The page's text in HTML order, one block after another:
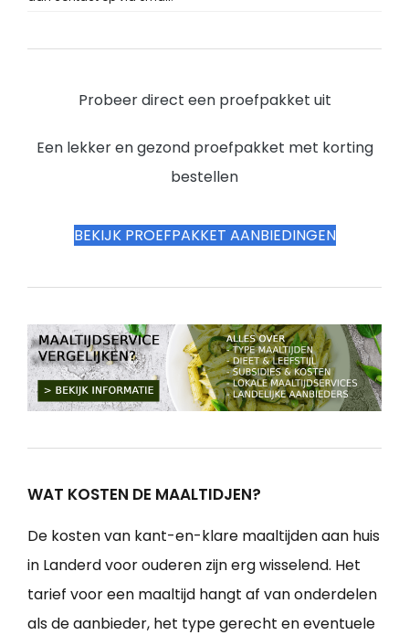
Probeer direct een proefpakket uit
Een lekker en gezond proefpakket met korting
bestellen
BEKIJK PROEFPAKKET AANBIEDINGEN
WAT KOSTEN DE MAALTIDJEN?
De kosten van kant-en-klare maaltijden aan huis
in Landerd voor ouderen zijn erg wisselend. Het
tarief voor een maaltijd hangt af van onderdelen
als de aanbieder, het type gerecht en eventuele